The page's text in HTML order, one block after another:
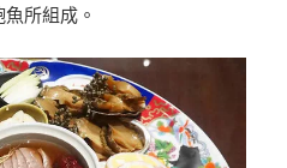
所組成。